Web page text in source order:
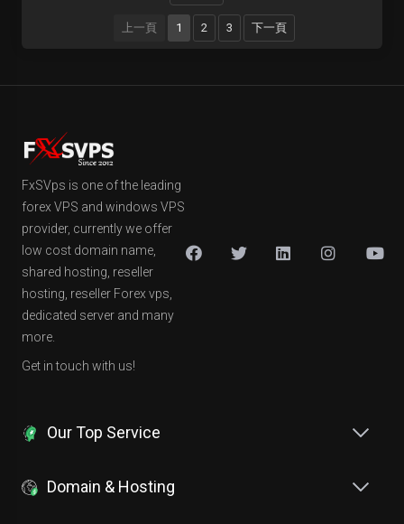
上一頁 1 2 3 下一頁
FxSVps is one of the leading
forex VPS and windows VPS
provider, currently we offer
low cost domain name,
shared hosting, reseller
hosting, reseller Forex vps,
dedicated server and many
more.
Get in touch with us!
Our Top Service
Domain & Hosting